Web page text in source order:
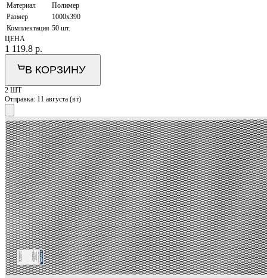
Материал
Полимер
Размер
1000х390
Комплектация 50 шт.
ЦЕНА
1 119.8 р.
В КОРЗИНУ
2 ШТ
Отправка: 11 августа (вт)